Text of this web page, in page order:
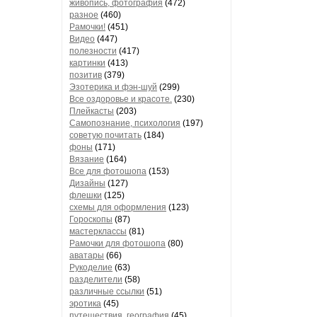
живопись, фотография (472)
разное (460)
Рамочки! (451)
Видео (447)
полезности (417)
картинки (413)
позитив (379)
Эзотерика и фэн-шуй (299)
Все оздоровье и красоте. (230)
Плейкасты (203)
Самопознание, психология (197)
советую почитать (184)
фоны (171)
Вязание (164)
Все для фотошопа (153)
Дизайны (127)
флешки (125)
схемы для оформления (123)
Гороскопы (87)
мастерклассы (81)
Рамочки для фотошопа (80)
аватары (66)
Рукоделие (63)
разделители (58)
различные ссылки (51)
эротика (45)